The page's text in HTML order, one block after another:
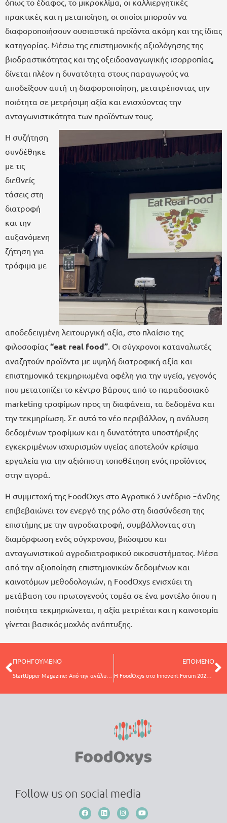
όπως το έδαφος, το μικροκλίμα, οι καλλιεργητικές
πρακτικές και η μεταποίηση, οι οποίοι μπορούν να
διαφοροποιήσουν ουσιαστικά προϊόντα ακόμη και της ίδιας
κατηγορίας. Μέσω της επιστημονικής αξιολόγησης της
βιοδραστικότητας και της οξειδοαναγωγικής ισορροπίας,
δίνεται πλέον η δυνατότητα στους παραγωγούς να
αποδείξουν αυτή τη διαφοροποίηση, μετατρέποντας την
ποιότητα σε μετρήσιμη αξία και ενισχύοντας την
ανταγωνιστικότητα των προϊόντων τους.
Η συζήτηση
συνδέθηκε
με τις
διεθνείς
τάσεις στη
διατροφή
και την
αυξανόμενη
ζήτηση για
τρόφιμα με
αποδεδειγμένη λειτουργική αξία, στο πλαίσιο της
φιλοσοφίας “eat real food” . Οι σύγχρονοι καταναλωτές
αναζητούν προϊόντα με υψηλή διατροφική αξία και
επιστημονικά τεκμηριωμένα οφέλη για την υγεία, γεγονός
που μετατοπίζει το κέντρο βάρους από το παραδοσιακό
marketing τροφίμων προς τη διαφάνεια, τα δεδομένα και
την τεκμηρίωση. Σε αυτό το νέο περιβάλλον, η ανάλυση
δεδομένων τροφίμων και η δυνατότητα υποστήριξης
εγκεκριμένων ισχυρισμών υγείας αποτελούν κρίσιμα
εργαλεία για την αξιόπιστη τοποθέτηση ενός προϊόντος
στην αγορά.
Η συμμετοχή της FoodOxys στο Αγροτικό Συνέδριο Ξάνθης
επιβεβαιώνει τον ενεργό της ρόλο στη διασύνδεση της
επιστήμης με την αγροδιατροφή, συμβάλλοντας στη
διαμόρφωση ενός σύγχρονου, βιώσιμου και
ανταγωνιστικού αγροδιατροφικού οικοσυστήματος. Μέσα
από την αξιοποίηση επιστημονικών δεδομένων και
καινοτόμων μεθοδολογιών, η FoodOxys ενισχύει τη
μετάβαση του πρωτογενούς τομέα σε ένα μοντέλο όπου η
ποιότητα τεκμηριώνεται, η αξία μετριέται και η καινοτομία
γίνεται βασικός μοχλός ανάπτυξης.
ΠΡΟΗΓΟΥΜΕΝΟ
StartUpper Magazine: Από την ανάλυση δεδομένων στο AgroFoodTech και τη νέα εποχή της αγροδιατροφής
ΕΠΟΜΕΝΟ
Η FoodOxys στο Innovent Forum 2026: DNA τεστ, αγροδιατροφή και η νέα εποχή της εξατομικευμένης ευεξίας
Follow us on social media